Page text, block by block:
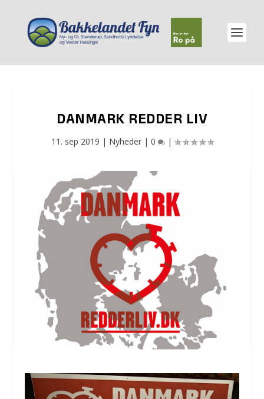
DANMARK REDDER LIV
11. sep 2019 | Nyheder| 0 |